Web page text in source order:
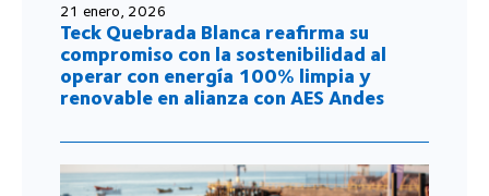
21 enero, 2026
Teck Quebrada Blanca reafirma su
compromiso con la sostenibilidad al
operar con energía 100% limpia y
renovable en alianza con AES Andes